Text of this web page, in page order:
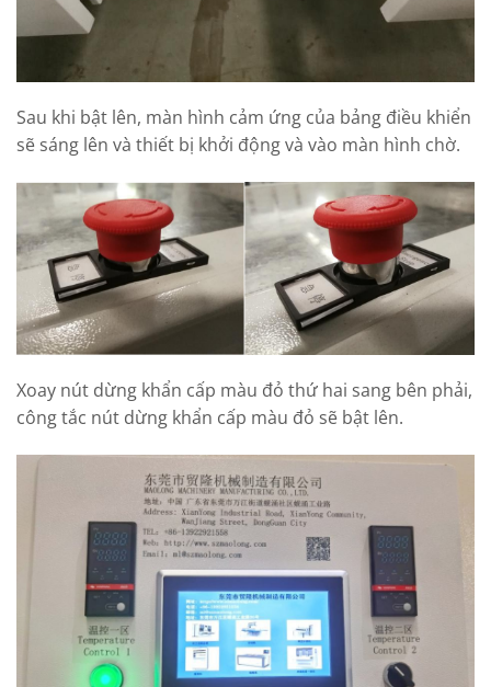
Sau khi bật lên, màn hình cảm ứng của bảng điều khiển
sẽ sáng lên và thiết bị khởi động và vào màn hình chờ.
Xoay nút dừng khẩn cấp màu đỏ thứ hai sang bên phải,
công tắc nút dừng khẩn cấp màu đỏ sẽ bật lên.